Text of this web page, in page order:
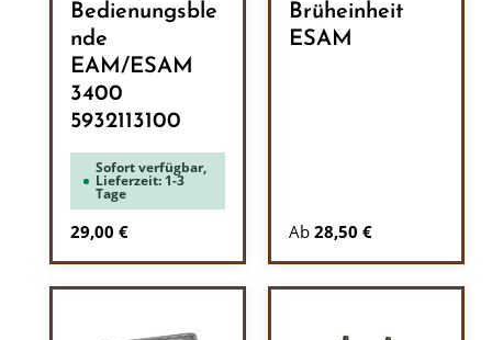
Bedienungsble
nde
EAM/ESAM
3400
5932113100
Sofort verfügbar,
Lieferzeit: 1-3
Tage
Regulärer Preis:
29,00 €
Brüheinheit
ESAM
Ab 28,50 €